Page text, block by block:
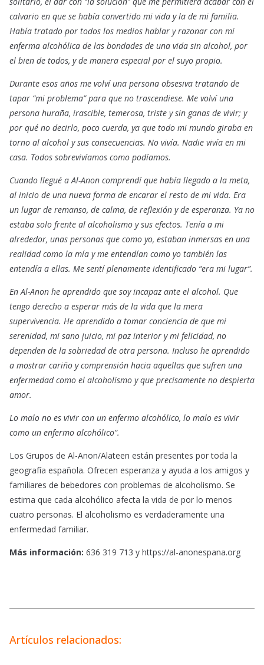
calvario en que se había convertido mi vida y la de mi familia.
Había tratado por todos los medios hablar y razonar con mi
enferma alcohólica de las bondades de una vida sin alcohol, por
el bien de todos, y de manera especial por el suyo propio.
Durante esos años me volví una persona obsesiva tratando de
tapar “mi problema” para que no trascendiese. Me volví una
persona huraña, irascible, temerosa, triste y sin ganas de vivir; y
por qué no decirlo, poco cuerda, ya que todo mi mundo giraba en
torno al alcohol y sus consecuencias. No vivía. Nadie vivía en mi
casa. Todos sobrevivíamos como podíamos.
Cuando llegué a Al-Anon comprendí que había llegado a la meta,
al inicio de una nueva forma de encarar el resto de mi vida. Era
un lugar de remanso, de calma, de reflexión y de esperanza. Ya no
estaba solo frente al alcoholismo y sus efectos. Tenía a mi
alrededor, unas personas que como yo, estaban inmersas en una
realidad como la mía y me entendían como yo también las
entendía a ellas. Me sentí plenamente identificado “era mi lugar”.
En Al-Anon he aprendido que soy incapaz ante el alcohol. Que
tengo derecho a esperar más de la vida que la mera
supervivencia. He aprendido a tomar conciencia de que mi
serenidad, mi sano juicio, mi paz interior y mi felicidad, no
dependen de la sobriedad de otra persona. Incluso he aprendido
a mostrar cariño y comprensión hacia aquellas que sufren una
enfermedad como el alcoholismo y que precisamente no despierta
amor.
Lo malo no es vivir con un enfermo alcohólico, lo malo es vivir
como un enfermo alcohólico”.
Los Grupos de Al-Anon/Alateen están presentes por toda la
geografía española. Ofrecen esperanza y ayuda a los amigos y
familiares de bebedores con problemas de alcoholismo. Se
estima que cada alcohólico afecta la vida de por lo menos
cuatro personas. El alcoholismo es verdaderamente una
enfermedad familiar.
Más información: 636 319 713 y https://al-anonespana.org
Artículos relacionados: